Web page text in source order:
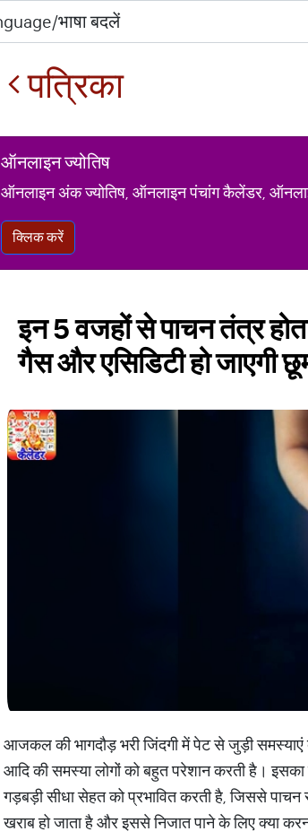
पत्रिका
ऑनलाइन ज्योतिष
ऑनलाइन अंक ज्योतिष, ऑनलाइन पंचांग कैलेंडर,
क्लिक करें
इन 5 वजहों से पाचन तंत्र
गैस और एसिडिटी हो जाएगी
आजकल की भागदौड़ भरी जिंदगी में पेट से जुड़ी
आदि की समस्या लोगों को बहुत परेशान करती है।
गड़बड़ी सीधा सेहत को प्रभावित करती है, जिससे
खराब हो जाता है और इससे निजात पाने के लिए क्या